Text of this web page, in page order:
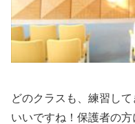
どのクラスも、練習し
いいですね！保護者の